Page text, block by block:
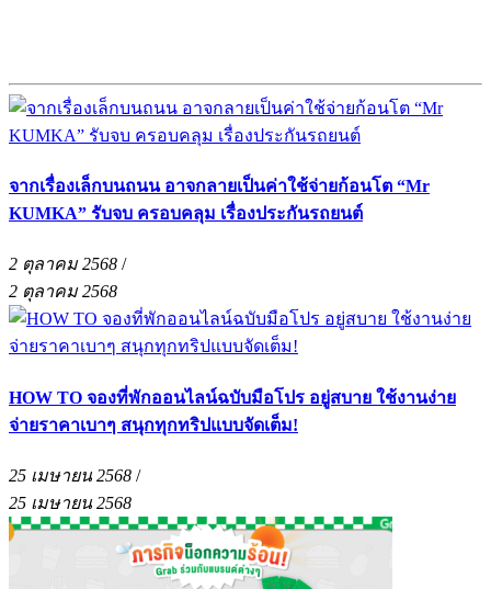
จากเรื่องเล็กบนถนน อาจกลายเป็นค่าใช้จ่ายก้อนโต “Mr
KUMKA” รับจบ ครอบคลุม เรื่องประกันรถยนต์
2 ตุลาคม 2568 /
2 ตุลาคม 2568
HOW TO จองที่พักออนไลน์ฉบับมือโปร อยู่สบาย ใช้งานง่าย
จ่ายราคาเบาๆ สนุกทุกทริปแบบจัดเต็ม!
25 เมษายน 2568 /
25 เมษายน 2568